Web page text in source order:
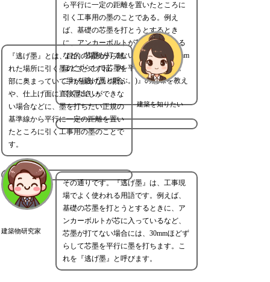
ら平行に一定の距離を置いたところに
引く工事用の墨のことである。例え
ば、基礎の芯墨を打とうとするとき
に、アンカーボルトが芯に入っている
など、芯墨が打てない場合には、30mm
ほどずらして芯墨を平行に墨を打つ。
これを逃げ墨と呼ぶ。)』の意味を教え
てください。
建築を知りたい
『逃げ墨』とは、目的の場所から離
れた場所に引く墨のことですね。内
部に奥まっていて手が届かない場合
や、仕上げ面に直接墨出しができな
い場合などに、墨を打ちたい正規の
基準線から平行に一定の距離を置い
たところに引く工事用の墨のことで
す。
建築物研究家
その通りです。『逃げ墨』は、工事現
場でよく使われる用語です。例えば、
基礎の芯墨を打とうとするときに、ア
ンカーボルトが芯に入っているなど、
芯墨が打てない場合には、30mmほどず
らして芯墨を平行に墨を打ちます。こ
れを『逃げ墨』と呼びます。